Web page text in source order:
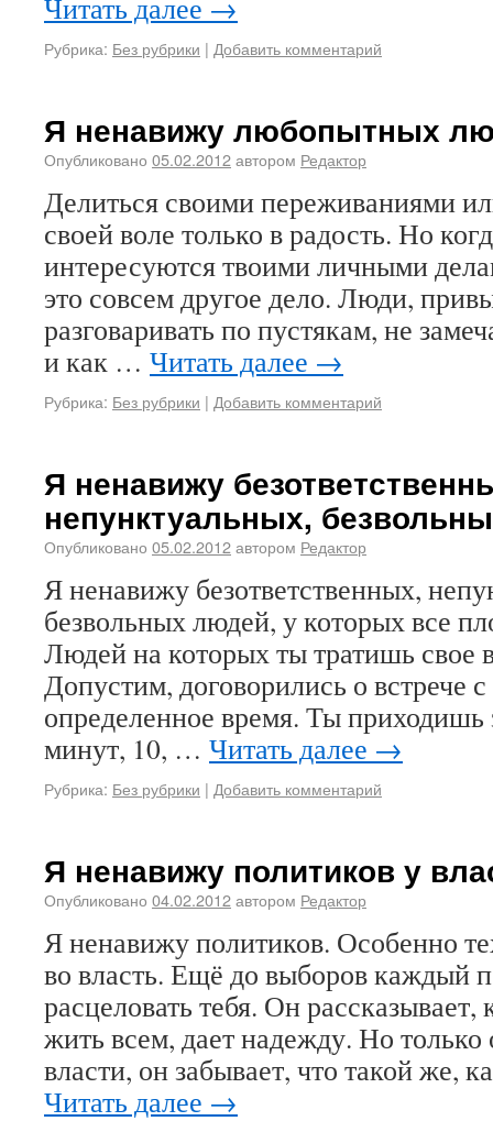
Читать далее →
Рубрика: Без рубрики | Добавить комментарий
Я ненавижу любопытных
Опубликовано 05.02.2012автором Редактор
Делиться своими переживаниями
своей воле только в радость. Но
интересуются твоими личными
это совсем другое дело. Люди,
разговаривать по пустякам, не
и как … Читать далее →
Рубрика: Без рубрики | Добавить комментарий
Я ненавижу
непунктуальных,
Опубликовано 05.02.2012автором Редактор
Я ненавижу безответственных,
безвольных людей, у которых все
Людей на которых ты тратишь свое
Допустим, договорились о встрече
определенное время. Ты приходишь
минут, 10, … Читать далее →
Рубрика: Без рубрики | Добавить комментарий
Я ненавижу политиков у
Опубликовано 04.02.2012автором Редактор
Я ненавижу политиков. Особенно
во власть. Ещё до выборов каждый
расцеловать тебя. Он рассказывает,
жить всем, дает надежду. Но только
власти, он забывает, что такой же,
Читать далее →